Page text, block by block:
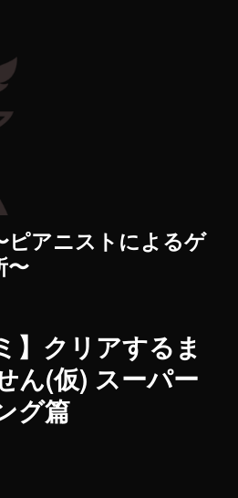
ピアニストによるゲ
〜
】クリアするま
ん(仮) スーパー
グ篇